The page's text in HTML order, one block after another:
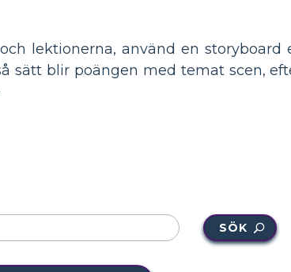
lektionerna, använd en
sätt blir poängen med temat scen,
SÖK